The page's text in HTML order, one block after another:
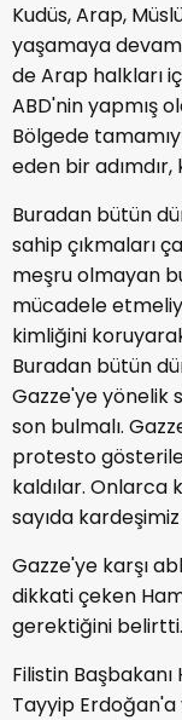
Kudüs, Arap,
yaşamaya
de Arap halkları
ABD'nin yapmış
Bölgede
eden bir adımdır,
Buradan bütün
sahip çıkmaları
meşru olmayan
mücadele
kimliğini
Buradan bütün
Gazze'ye yönelik
son bulmalı.
protesto
kaldılar. Onlarca
sayıda
Gazze'ye karşı
dikkati çeken
gerektiğini belirtti.
Filistin
Tayyip